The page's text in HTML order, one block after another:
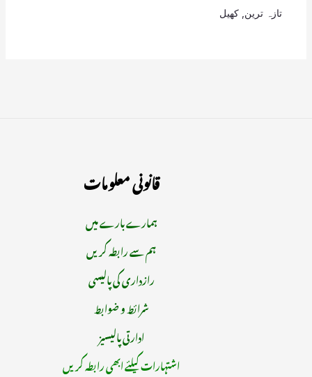
تازہ ترین کھیل
قانونی معلومات
ہمارے بارے میں
ہم سے رابطہ کریں
رازداری کی پالیسی
شرائط و ضوابط
ادارتی پالیسیز
اشتہارات کیلئے ابھی رابطہ کریں